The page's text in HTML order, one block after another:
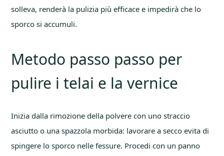
solleva, renderà la pulizia più efficace e impedirà che lo
sporco si accumuli.
Metodo passo passo per
pulire i telai e la vernice
Inizia dalla rimozione della polvere con uno straccio
asciutto o una spazzola morbida: lavorare a secco evita di
spingere lo sporco nelle fessure. Procedi con un panno